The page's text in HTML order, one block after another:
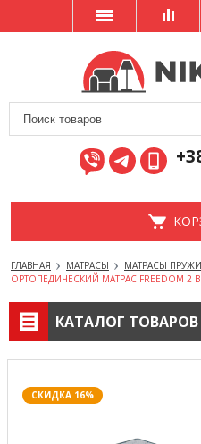
ГЛАВНАЯ МАТРАСЫ
МАТРАСЫ
ОРТОПЕДИЧЕСКИЙ МАТРАС FREEDOM 2 В
КАТАЛОГ ТОВАРОВ
СКИДКА 16%